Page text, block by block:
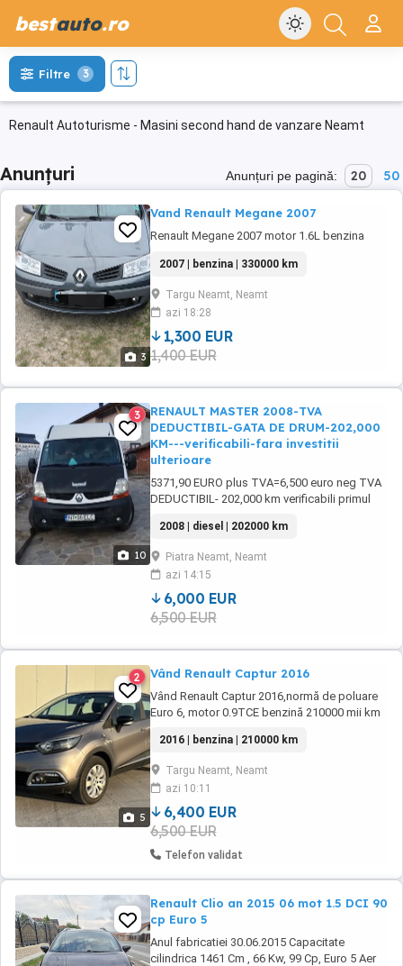
bestauto.ro
Renault Autoturisme - Masini second hand de vanzare Neamt
Filtre 3
Anunțuri Anunțuri pe pagină: 20 50
3
Vand Renault Megane 2007
Renault Megane 2007 motor 1.6L benzina
2007 | benzina | 330000 km
Targu Neamt, Neamt
azi 18:28
1,300 EUR
1,400 EUR
10
3
RENAULT MASTER 2008-TVA
DEDUCTIBIL-GATA DE DRUM-202,000
KM---verificabili-fara investitii
ulterioare
5371,90 EURO plus TVA=6,500 euro neg TVA
DEDUCTIBIL- 202,000 km verificabili primul
RENAULT MASTER 2008- - PRET NEGOCIABIL-
GATA DE DRUM- --CUMPARATA DE NOUA DIN
REPREZENTANTA- SERVISATA DIN 10,000KM
IN 10,000 KM SAU ANUAL-- MASINA
PERSONALA ---fara investitii ...
2008 | diesel | 202000 km
Piatra Neamt, Neamt
azi 14:15
6,000 EUR
6,500 EUR
5
2 Vând Renault Captur 2016
Vând Renault Captur 2016,normă de poluare
Euro 6, motor 0.9TCE benzină 210000 mii km
entry&start Faruri cu lupă Lumini de zi led
Radio Cd, bluetooth, USB, aux Auto-hold,
asistență la plecarea din rampă Star stop la
semafor Senzori de parcare Aer ...
2016 | benzina | 210000 km
Targu Neamt, Neamt
azi 10:11
6,400 EUR
6,500 EUR
Telefon validat
Renault Clio an 2015 06 mot 1.5 DCI 90
cp Euro 5
Anul fabricatiei 30.06.2015 Capacitate
cilindrica 1461 Cm , 66 Kw, 99 Cp, Euro 5 Aer